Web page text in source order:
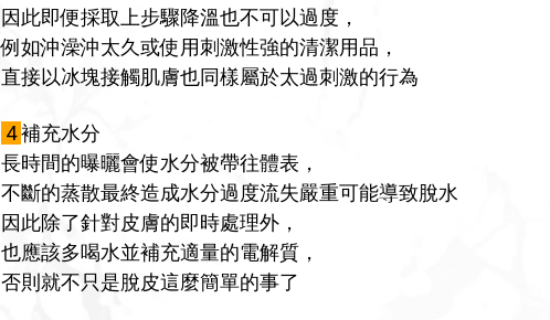
因此即便採取上步驟降溫也不可以過度，
例如沖澡沖太久或使用刺激性強的清潔用品，
直接以冰塊接觸肌膚也同樣屬於太過刺激的行為
4補充水分
長時間的曝曬會使水分被帶往體表，
不斷的蒸散最終造成水分過度流失嚴重可能導致脫水
因此除了針對皮膚的即時處理外，
也應該多喝水並補充適量的電解質，
否則就不只是脫皮這麼簡單的事了